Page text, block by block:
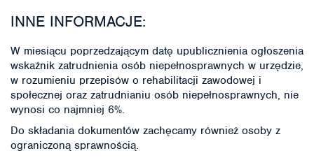
INNE INFORMACJE:
W miesiącu poprzedzającym datę upublicznienia ogłoszenia
wskaźnik zatrudnienia osób niepełnosprawnych w urzędzie,
w rozumieniu przepisów o rehabilitacji zawodowej i
społecznej oraz zatrudnianiu osób niepełnosprawnych, nie
wynosi co najmniej 6%.
Do składania dokumentów zachęcamy również osoby z
ograniczoną sprawnością.